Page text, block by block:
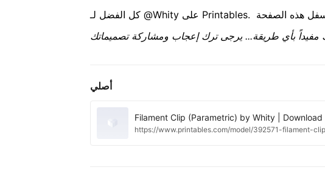
أصلي
Filament Clip (Parametric) by Whity |
https://www.printables.com/model/392571-filament-